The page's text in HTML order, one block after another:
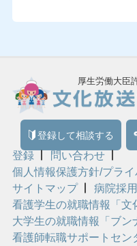
厚生労働大臣
登録して相談する
登録
問い合わせ
個人情報保護方針/プラ
サイトマップ
病院採
看護学生の就職情報「文
大学生の就職情報「ブン
看護師転職サポートセン